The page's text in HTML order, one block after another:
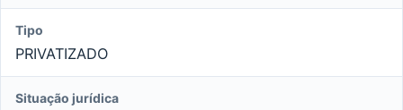
Tipo
PRIVATIZADO
Situação jurídica